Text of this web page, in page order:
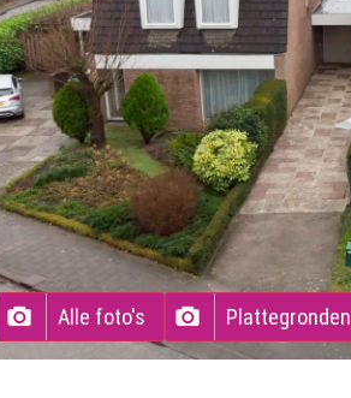
Alle foto's Plattegronden